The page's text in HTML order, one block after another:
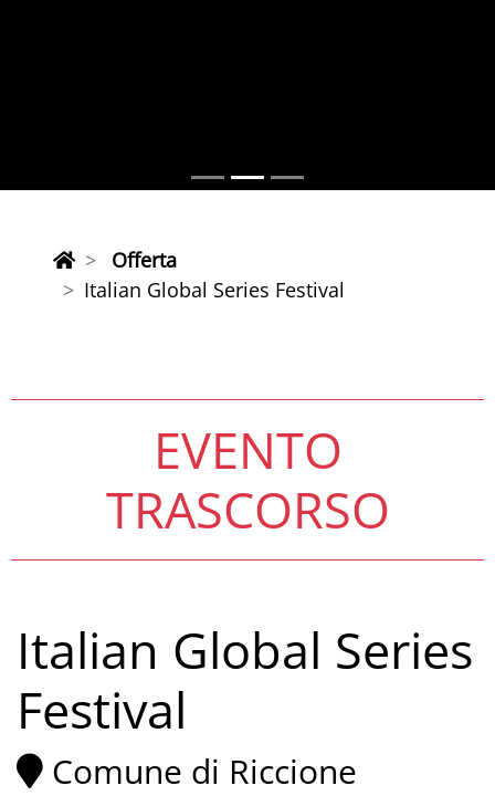
Offerta
Italian Global Series Festival
EVENTO
TRASCORSO
Italian Global Series
Festival
Comune di Riccione